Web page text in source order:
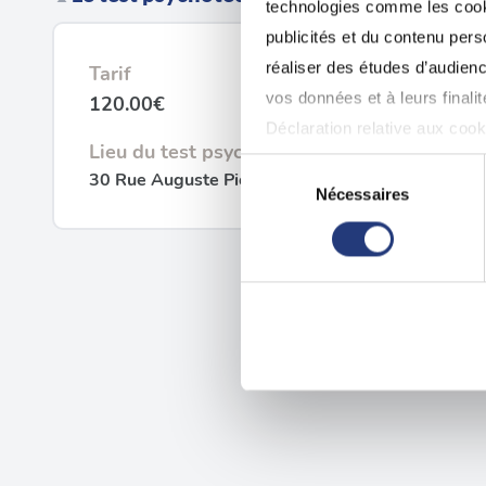
technologies comme les
publicités et du contenu
réaliser des études
vos données et à leurs
Déclaration relative aux
Si vous le permettez, nous
Collecter des
Identifier votre
digitales).
consentement
Nécessaires
Tarif
120.00€
Lieu du test psychotechnique
30 Rue Auguste Piccard, 01630 Saint-Genis-